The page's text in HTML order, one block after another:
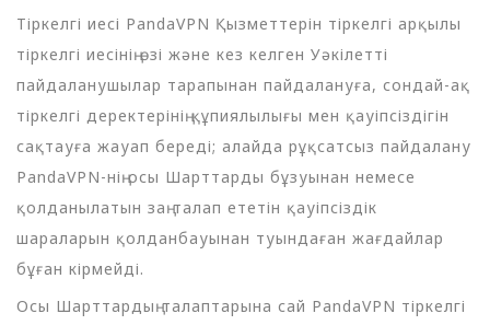
Тіркелгі иесі PandaVPN Қызметтерін тіркелгі арқылы
тіркелгі иесінің өзі және кез келген Уәкілетті
пайдаланушылар тарапынан пайдалануға, сондай-ақ
тіркелгі деректерінің құпиялылығы мен қауіпсіздігін
сақтауға жауап береді; алайда рұқсатсыз пайдалану
PandaVPN-нің осы Шарттарды бұзуынан немесе
қолданылатын заң талап ететін қауіпсіздік
шараларын қолданбауынан туындаған жағдайлар
бұған кірмейді.
Осы Шарттардың талаптарына сай PandaVPN тіркелгі